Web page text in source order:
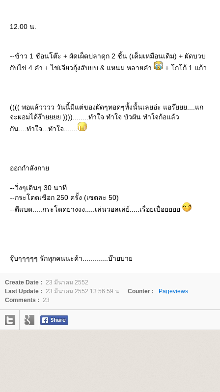
12.00 น.
--ข้าว 1 ช้อนโต๊ะ + ผัดเผ็ดปลาดุก 2 ชิ้น (เค็มเหมือนเดิม) + ผัดบวบ
กับไข่ 4 คำ + ไข่เจียวกุ้งสับบบ & แหนม หลายคำ
+ โกโก้ 1 แก้ว
(((( พอแล้วววว วันนี้มีแต่ของผัดๆทอดๆทั้งนั้นเลยอ่ะ แอร๊ยยย....แก
จะผอมได้ง๊ายยยย ))))........ทำใจ ทำใจ บัวผัน ทำใจก้อแล้ว
กัน....ทำใจ...ทำใจ.......
ออกกำลังกา
--วิ่งๆเดินๆ 30 นาที
--กระโดดเชือก 250 ครั้ง (เซตละ 50)
--ตีแบด.....กระโดดยางงง.....เล่นวอลเล่ย์.....เรื่อยเปื่อ
จุ๊บๆๆๆๆๆ รักทุกคนนะค้า.............บ๊ายบา
Create Date : 23 มีนาคม 2552
Last Update : 23 มีนาคม 2552 13:56:59 น. Counter :
Pageviews.
Comments : 23